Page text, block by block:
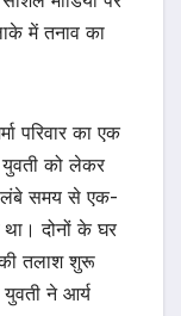
में तनाव का
परिवार का एक
युवती को लेकर
लंबे समय से एक-
दोनों के घर
तलाश शुरू
ने आर्य